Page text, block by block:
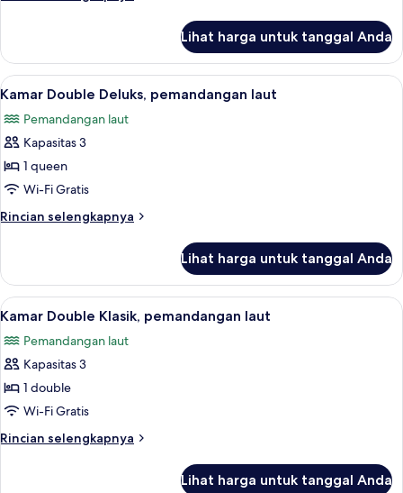
Tempat
Queen,
pemandangan
laut
Kamar
Klasik,
1
Tidur
Queen,
laut
Lihat harga untuk tanggal Anda
Lihat
semua
foto
untuk
Kamar
Double
Deluks,
pemandangan
Kamar Double Deluks,
8
Kamar Double Deluks, pemandangan laut
Pemandangan laut
Kapasitas 3
1 queen
Wi-Fi Gratis
Rincian selengkapnya
Rincian
Kamar
Double
Deluks,
laut
Lihat harga untuk tanggal Anda
Lihat
semua
foto
untuk
Kamar
Double
Klasik,
pemandangan
Kamar Double Klasik,
4
Kamar Double Klasik, pemandangan laut
Pemandangan laut
Kapasitas 3
1 double
Wi-Fi Gratis
Rincian selengkapnya
Rincian
Lihat harga untuk tanggal Anda